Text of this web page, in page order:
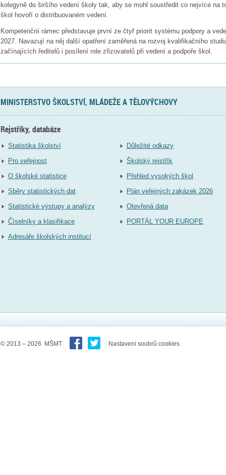
kolegyně do širšího vedení školy tak, aby se mohl soustředit co nejvíce na
škol hovoří o distribuovaném vedení.
Kompetenční rámec představuje první ze čtyř priorit systému podpory a
2027. Navazují na něj další opatření zaměřená na rozvoj kvalifikačního
začínajících ředitelů i posílení role zřizovatelů při vedení a podpoře škol.
MINISTERSTVO ŠKOLSTVÍ, MLÁDEŽE A TĚLOVÝCHOVY
Rejstříky, databáze
Statistika školství
Pro veřejnost
O školské statistice
Sběry statistických dat
Statistické výstupy a analýzy
Číselníky a klasifikace
Adresáře školských institucí
Důležité odkazy
Školský rejstřík
Přehled vysokých škol
Plán veřejných zakázek 2026
Otevřená data
PORTÁL YOUR EUROPE
© 2013 – 2026 MŠMT Nastavení soubrů cookies